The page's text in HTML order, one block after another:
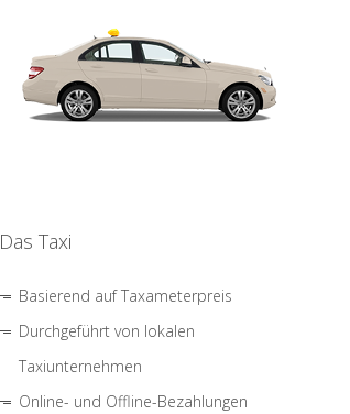
Das Taxi
Basierend auf Taxameterpreis
Durchgeführt von lokalen
Taxiunternehmen
Online- und Offline-Bezahlungen